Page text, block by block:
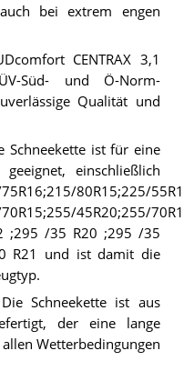
bei extrem engen
CENTRAX 3,1
Süd- und Ö-Norm-
Qualität und
Schneekette ist für eine
einschließlich
80R15;225/
45R20;255/
;295 /35 R20 ;295 /35
R21 und ist damit die
Die Schneekette ist aus
der eine lange
Wetterbedingungen